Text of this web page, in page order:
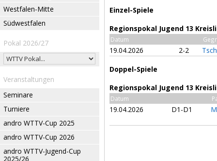
Westfalen-Mitte
Südwestfalen
Pokal 2026/27
Veranstaltungen
Seminare
Turniere
andro WTTV-Cup 2025
andro WTTV-Cup 2026
andro WTTV-Jugend-Cup
2025/26
Einzel-Spiele
Regionspokal Jugend 13
Datum
19.04.2026 2-2
Doppel-Spiele
Regionspokal Jugend 13
Datum
19.04.2026 D1-D1